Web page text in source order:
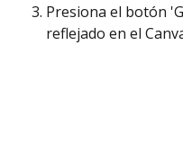
Presiona el botón
reflejado en el